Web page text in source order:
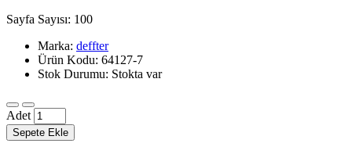
Sayfa Sayısı: 100
Marka: deffter
Ürün Kodu: 64127-7
Stok Durumu: Stokta var
Adet
Sepete Ekle